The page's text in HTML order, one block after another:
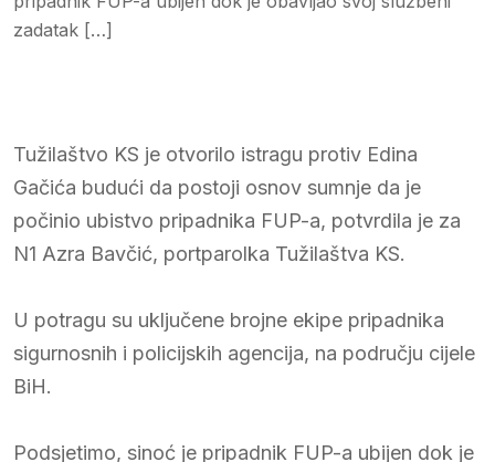
zadatak […]
Tužilaštvo KS je otvorilo istragu protiv Edina
Gačića budući da postoji osnov sumnje da je
počinio ubistvo pripadnika FUP-a, potvrdila je za
N1 Azra Bavčić, portparolka Tužilaštva KS.
U potragu su uključene brojne ekipe pripadnika
sigurnosnih i policijskih agencija, na području cijele
BiH.
Podsjetimo, sinoć je pripadnik FUP-a ubijen dok je